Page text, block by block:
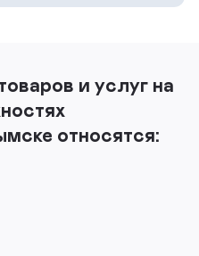
и услуг на
относятся: